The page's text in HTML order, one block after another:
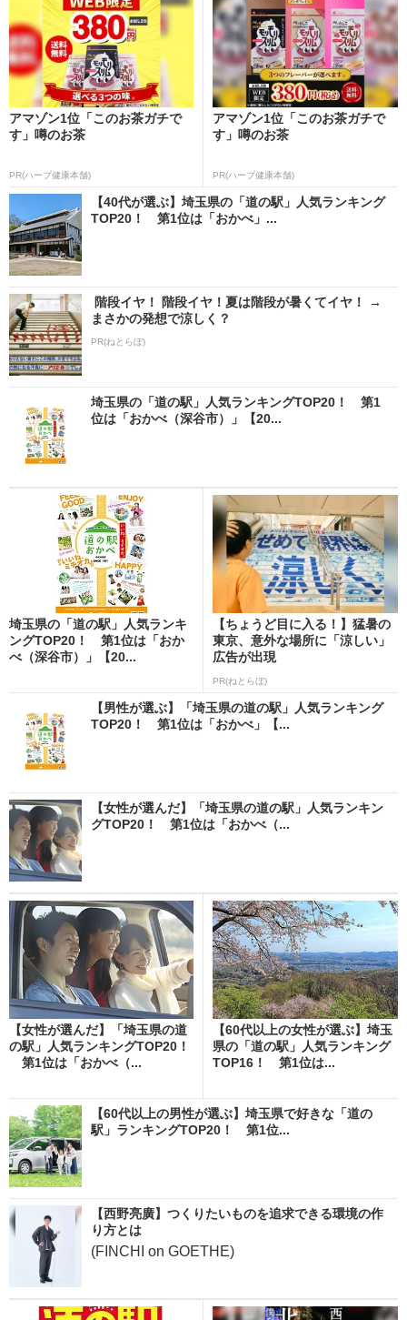
アマゾン1位「このお茶ガチで
す」噂のお茶
PR(ハーブ健康本舗)
アマゾン1位「このお茶ガチで
す」噂のお茶
PR(ハーブ健康本舗)
【40代が選ぶ】埼玉県の「道の駅」人気ランキング
TOP20！ 第1位は「おかべ」...
階段イヤ！ 階段イヤ！夏は階段が暑くてイヤ！ →
まさかの発想で涼しく？
PR(ねとらぼ)
埼玉県の「道の駅」人気ランキングTOP20！ 第1
位は「おかべ（深谷市）」【20...
埼玉県の「道の駅」人気ランキ
ングTOP20！ 第1位は「おか
べ（深谷市）」【20...
【ちょうど目に入る！】猛暑の
東京、意外な場所に「涼しい」
広告が出現
PR(ねとらぼ)
【男性が選ぶ】「埼玉県の道の駅」人気ランキング
TOP20！ 第1位は「おかべ」【...
【女性が選んだ】「埼玉県の道の駅」人気ランキン
グTOP20！ 第1位は「おかべ（...
【女性が選んだ】「埼玉県の道
の駅」人気ランキングTOP20！
第1位は「おかべ（...
【60代以上の女性が選ぶ】埼玉
県の「道の駅」人気ランキング
TOP16！ 第1位は...
【60代以上の男性が選ぶ】埼玉県で好きな「道の
駅」ランキングTOP20！ 第1位...
【西野亮廣】つくりたいものを追求できる環境の作
り方とは
(FINCHI on GOETHE)